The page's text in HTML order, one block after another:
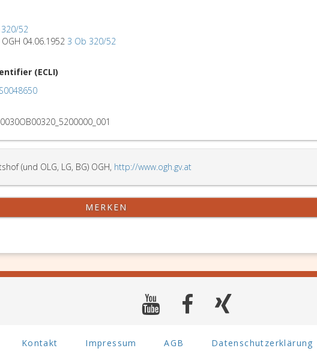
52
04.06.1952 3 Ob 320/52
(ECLI)
(und OLG, LG, BG) OGH, http://www.ogh.gv.at
MERKEN
Kontakt Impressum AGB Datenschutzerklärung